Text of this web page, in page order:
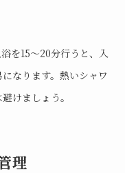
を15〜20分行うと、入
なります。熱いシャワ
けましょう。
理